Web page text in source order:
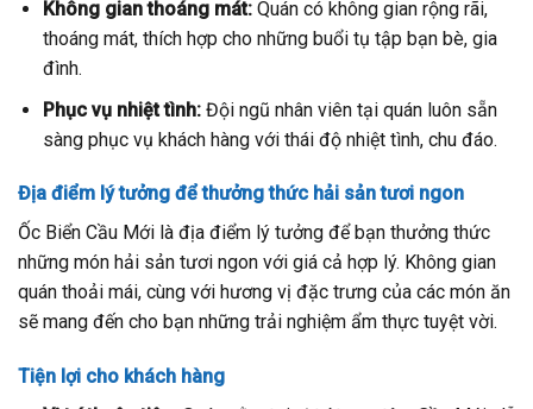
Không gian thoáng mát:Quán có không gian rộng rãi,
thoáng mát, thích hợp cho những buổi tụ tập bạn bè, gia
đình.
Phục vụ nhiệt tình:Đội ngũ nhân viên tại quán luôn sẵn
sàng phục vụ khách hàng với thái độ nhiệt tình, chu đáo.
Địa điểm lý tưởng để thưởng thức hải sản tươi ngon
Ốc Biển Cầu Mới là địa điểm lý tưởng để bạn thưởng thức
những món hải sản tươi ngon với giá cả hợp lý. Không gian
quán thoải mái, cùng với hương vị đặc trưng của các món ăn
sẽ mang đến cho bạn những trải nghiệm ẩm thực tuyệt vời.
Tiện lợi cho khách hàng